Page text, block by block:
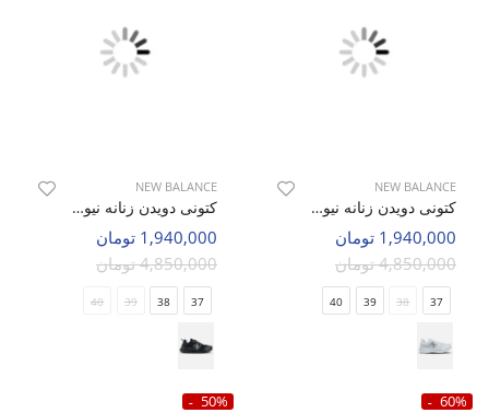
NEW BALANCE
کتونی دویدن زنانه نیو بالانس Neo NB W
1,940,000 تومان
4,850,000 تومان
37
38
39
40
NEW BALANCE
کتونی دویدن زنانه نیو بالانس Neo NB W
1,940,000 تومان
4,850,000 تومان
37
38
39
40
60%
50%